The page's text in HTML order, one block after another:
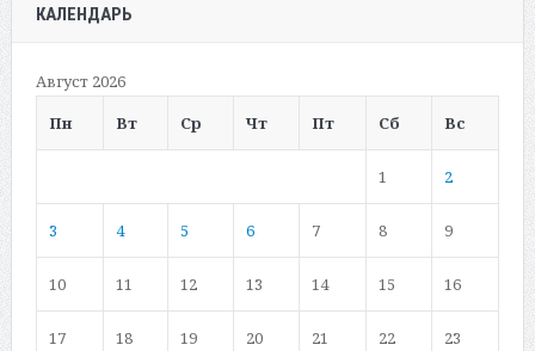
КАЛЕНДАРЬ
Август 2026
Пн
Вт Ср Чт Пт Сб Вс
1 2
3 4 5 6 7 8 9
10 11 12 13 14 15 16
17 18 19 20 21 22 23